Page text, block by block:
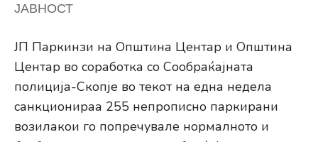
ЈАВНОСТ
ЈП Паркинзи на Општина Центар и Општина
Центар во соработка со Сообраќајната
полиција-Скопје во текот на една недела
санкционираа 255 непрописно паркирани
возилакои го попречувале нормалното и